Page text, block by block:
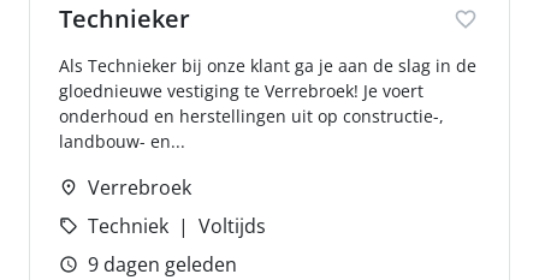
Technieker
Als Technieker bij onze klant ga je aan de slag in de
gloednieuwe vestiging te Verrebroek! Je voert
onderhoud en herstellingen uit op constructie-,
landbouw- en...
Verrebroek
Techniek
Voltijds
9 dagen geleden